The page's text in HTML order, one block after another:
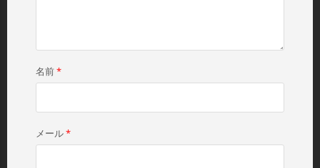
名前*
メール*